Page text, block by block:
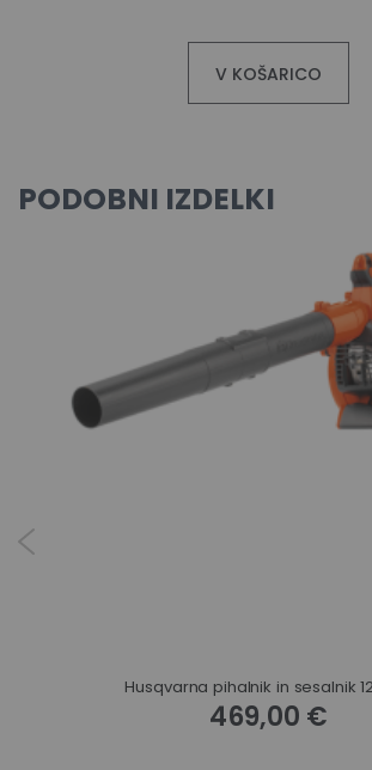
V KOŠARICO
PODOBNI IZDELKI
Husqvarna pihalnik in sesalnik
469,00 €